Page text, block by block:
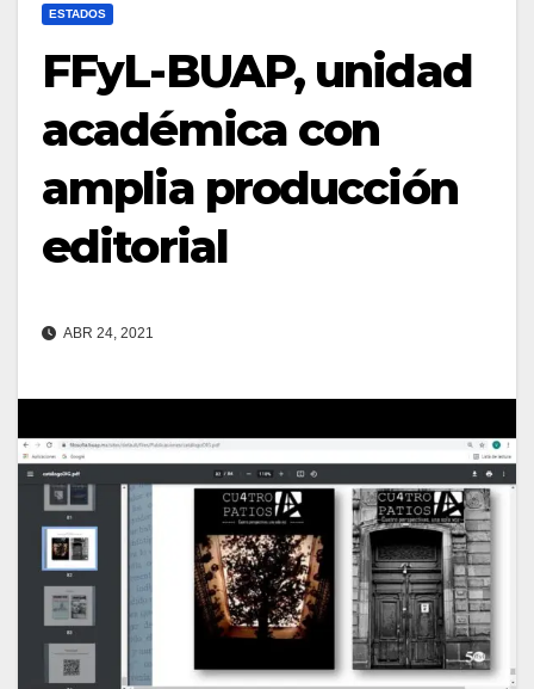
ESTADOS
FFyL-BUAP, unidad
académica con
amplia producción
editorial
ABR 24, 2021